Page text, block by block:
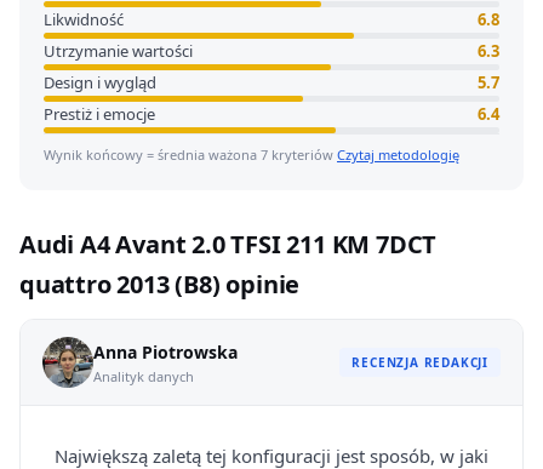
Likwidność
6.8
Utrzymanie wartości
6.3
Design i wygląd
5.7
Prestiż i emocje
6.4
Wynik końcowy = średnia ważona 7 kryteriów Czytaj metodologię
Audi A4 Avant 2.0 TFSI 211 KM 7DCT
quattro 2013 (B8) opinie
Anna Piotrowska
Analityk danych
RECENZJA REDAKCJI
Największą zaletą tej konfiguracji jest sposób, w jaki